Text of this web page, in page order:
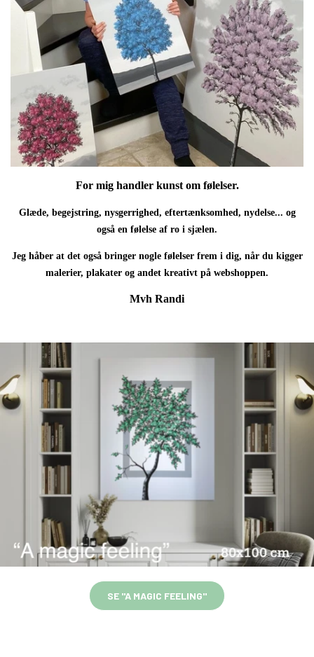
For mig handler kunst om følelser.
Glæde, begejstring, nysgerrighed, eftertænksomhed, nydelse... og
også en følelse af ro i sjælen.
Jeg håber at det også bringer nogle følelser frem i dig, når du kigger
malerier, plakater og andet kreativt på webshoppen.
Mvh Randi
SE "A MAGIC FEELING"